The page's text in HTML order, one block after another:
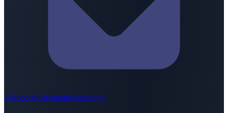
Všeobecné obchodní podmínky